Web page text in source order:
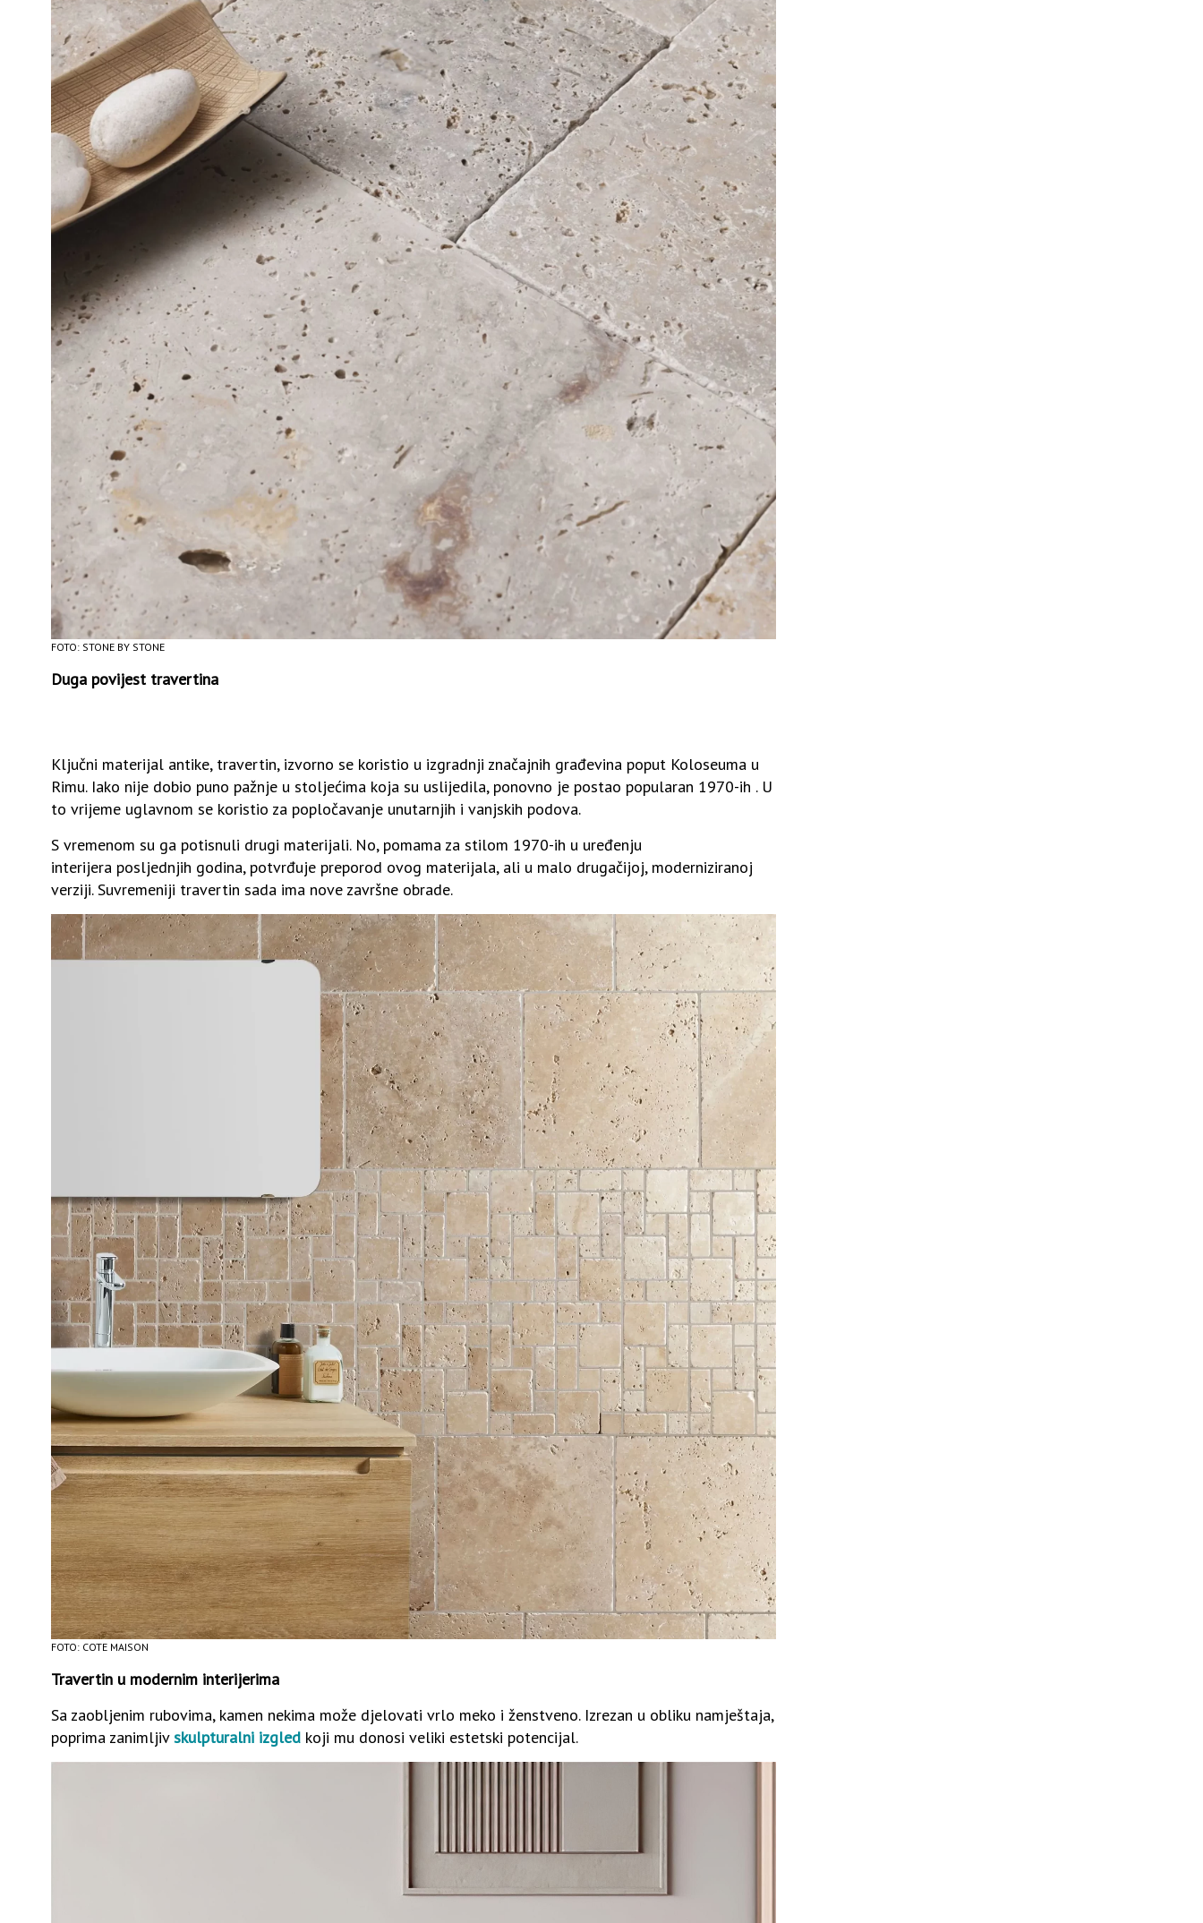
FOTO: STONE BY STONE
Duga povijest travertina
Ključni materijal antike, travertin, izvorno se koristio u izgradnji značajnih građevina poput Koloseuma u
Rimu. Iako nije dobio puno pažnje u stoljećima koja su uslijedila, ponovno je postao popularan 1970-ih . U
to vrijeme uglavnom se koristio za popločavanje unutarnjih i vanjskih podova.
S vremenom su ga potisnuli drugi materijali. No, pomama za stilom 1970-ih u uređenju
interijera posljednjih godina, potvrđuje preporod ovog materijala, ali u malo drugačijoj, moderniziranoj
verziji.Suvremeniji travertin sada ima nove završne obrade.
FOTO: COTE MAISON
Travertin u modernim interijerima
Sa zaobljenim rubovima, kamen nekima može djelovati vrlo meko i ženstveno. Izrezan u obliku namještaja,
poprima zanimljivskulpturalni izgled koji mu donosi veliki estetski potencijal.